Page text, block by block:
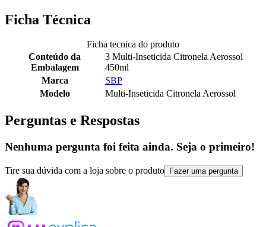
Ficha Técnica
Ficha tecnica do produto
Conteúdo da
Embalagem
3 Multi-Inseticida Citronela Aerossol
450ml
Marca
SBP
Modelo
Multi-Inseticida Citronela Aerossol
Perguntas e Respostas
Nenhuma pergunta foi feita ainda. Seja o primeiro!
Tire sua dúvida com a loja sobre o produto Fazer uma pergunta